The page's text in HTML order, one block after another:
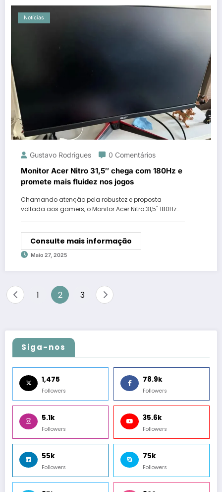
Notícias
Gustavo Rodrigues 0 Comentários
Monitor Acer Nitro 31,5″ chega com 180Hz e
promete mais fluidez nos jogos
Chamando atenção pela robustez e proposta
voltada aos gamers, o Monitor Acer Nitro 31,5" 180Hz…
Consulte mais informação
Maio 27, 2025
Paginação
1 2 3
Siga-nos
1,475
Followers
78.9k
Followers
5.1k
Followers
35.6k
Followers
55k
Followers
75k
Followers